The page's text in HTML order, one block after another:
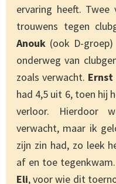
ervaring heeft. Twee
trouwens tegen
Anouk (ook D-
onderweg van
zoals verwacht. Ernst
had 4,5 uit 6, toen hij
verloor. Hierdoor
verwacht, maar ik
zijn zin had, zo leek
af en toe
Eli, voor wie dit